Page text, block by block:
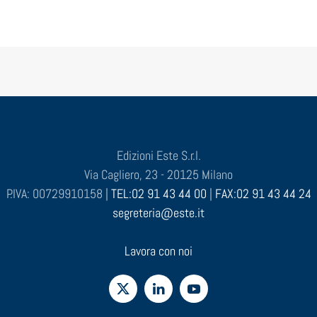
Edizioni Este S.r.l.
Via Cagliero, 23 - 20125 Milano
P.IVA: 00729910158 | TEL:02 91 43 44 00 | FAX:02 91 43 44 24
segreteria@este.it
Lavora con noi